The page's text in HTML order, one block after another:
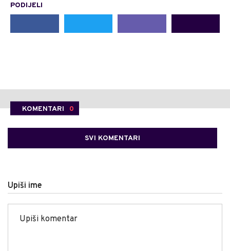
PODIJELI
KOMENTARI 0
SVI KOMENTARI
Upiši ime